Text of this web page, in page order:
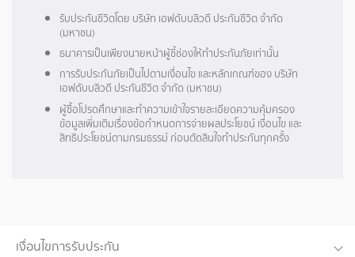
รับประกันชีวิตโดย บริษัท เอฟดับบลิวดี ประกันชีวิต จำกัด
(มหาชน)
ธนาคารเป็นเพียงนายหน้าผู้ชี้ช่องให้ทำประกันภัยเท่านั้น
การรับประกันภัยเป็นไปตามเงื่อนไข และหลักเกณฑ์ของ บริษัท
เอฟดับบลิวดี ประกันชีวิต จำกัด (มหาชน)
ผู้ซื้อโปรดศึกษาและทำความเข้าใจรายละเอียดความคุ้มครอง
ข้อมูลเพิ่มเติมเรื่องข้อกำหนดการจ่ายผลประโยชน์ เงื่อนไข และ
สิทธิประโยชน์ตามกรมธรรม์ ก่อนตัดสินใจทำประกันทุกครั้ง
เงื่อนไขการรับประกัน